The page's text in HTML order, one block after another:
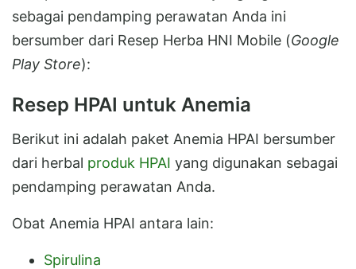
sebagai pendamping perawatan Anda ini
bersumber dari Resep Herba HNI Mobile (Google
Play Store):
Resep HPAI untuk Anemia
Berikut ini adalah paket Anemia HPAI bersumber
dari herbal produk HPAI yang digunakan sebagai
pendamping perawatan Anda.
Obat Anemia HPAI antara lain:
Spirulina